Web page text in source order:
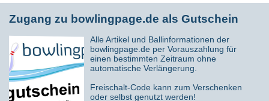
Ich bin zertifizierter IBA Coach (USA) und ausgebildeter DBU-A
Trainer und beschreibe euch in sechs Einzelbeiträgen euren
künftigenTrainings-Masterplan 2026!
Themen
Individuelle Bewegungsstuktur für das aktuell "andere
Spiel" (Ausrichtung/Fokusierung)
Individueller Start und Schrittgrößen die auf deine
körperlichen Vorgaben ausgerichtet sein sollten
Zugang zu bowlingpage.de als Gutschein
Alle Artikel und Ballinformationen der
bowlingpage.de per Vorauszahlung für
einen bestimmten Zeitraum ohne
automatische Verlängerung.
Freischalt-Code kann zum Verschenken
oder selbst genutzt werden!